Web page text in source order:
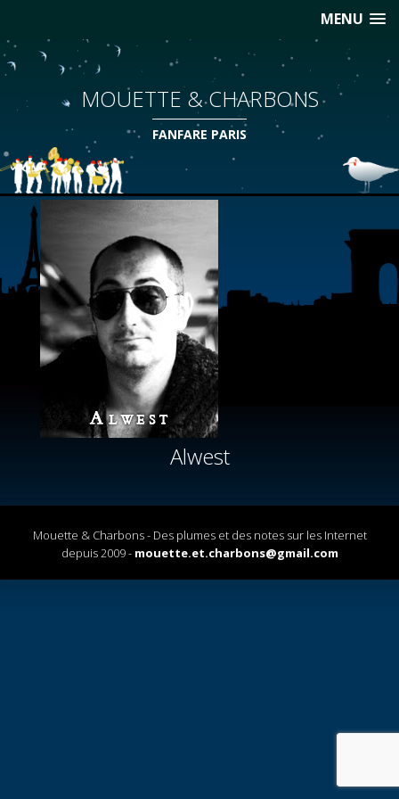
MENU
MOUETTE & CHARBONS
FANFARE PARIS
Alwest
Mouette & Charbons - Des plumes et des notes sur les Internet
depuis 2009 - mouette.et.charbons@gmail.com